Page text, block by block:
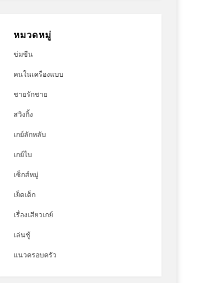
หมวดหมู่
ข่มขืน
คนในเครื่องแบบ
ชายรักชาย
สวิงกิ้ง
เกย์ลักหลับ
เกย์ไบ
เซ็กส์หมู่
เย็ดเด็ก
เรื่องเสียวเกย์
เล่นชู้
แนวครอบครัว